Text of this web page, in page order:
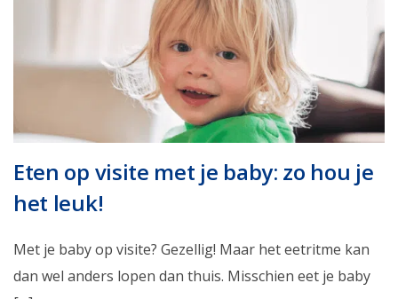
Eten op visite met je baby: zo hou je
het leuk!
Met je baby op visite? Gezellig! Maar het eetritme kan
dan wel anders lopen dan thuis. Misschien eet je baby